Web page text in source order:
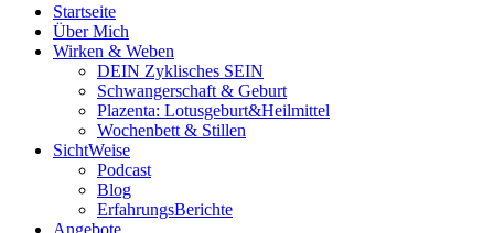
Startseite
Über Mich
Wirken & Weben
DEIN Zyklisches SEIN
Schwangerschaft & Geburt
Plazenta: Lotusgeburt&Heilmittel
Wochenbett & Stillen
SichtWeise
Podcast
Blog
ErfahrungsBerichte
Angebote